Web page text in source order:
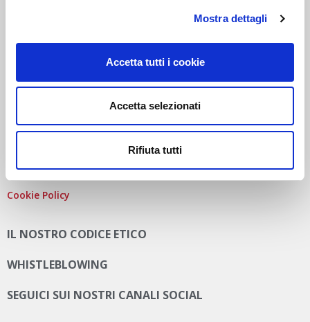
Mostra dettagli
Accetta tutti i cookie
Accetta selezionati
Rifiuta tutti
. EURO 10.006.000 I.V.
PEC: AUTODISITALIA@LEGALMAIL.IT
PRIVACY E COOKIE POLICY
Privacy Policy
Cookie Policy
IL NOSTRO CODICE ETICO
WHISTLEBLOWING
SEGUICI SUI NOSTRI CANALI SOCIAL